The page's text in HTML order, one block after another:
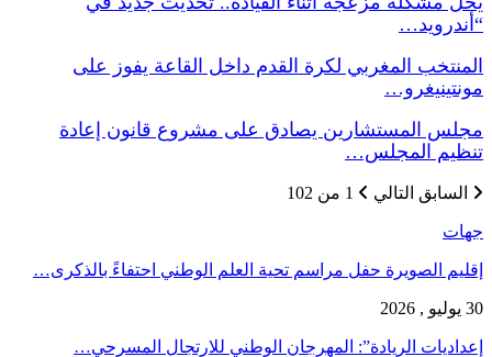
“أندرويد…
المنتخب المغربي لكرة القدم داخل القاعة يفوز على
مونتينيغرو…
مجلس المستشارين يصادق على مشروع قانون إعادة
تنظيم المجلس…
السابق التالي 1 من 102
جهات
إقليم الصويرة حفل مراسم تحية العلم الوطني احتفاءً بالذكرى…
30 يوليو , 2026
إعداديات الريادة”: المهرجان الوطني للارتجال المسرحي…